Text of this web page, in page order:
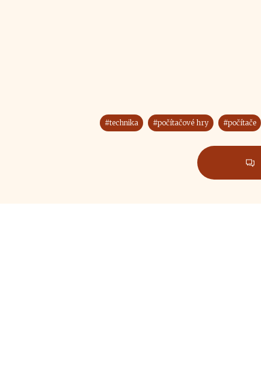
#technika #počítačové hry #počítače